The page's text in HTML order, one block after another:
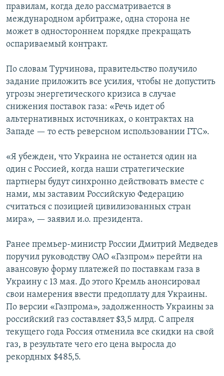
правилам, когда дело рассматривается в
международном арбитраже, одна сторона не
может в одностороннем порядке прекращать
оспариваемый контракт.
По словам Турчинова, правительство получило
задание приложить все усилия, чтобы не допустить
угрозы энергетического кризиса в случае
снижения поставок газа: «Речь идет об
альтернативных источниках, о контрактах на
Западе — то есть реверсном использовании ГТС».
«Я убежден, что Украина не останется один на
один с Россией, когда наши стратегические
партнеры будут синхронно действовать вместе с
нами, мы заставим Российскую Федерацию
считаться с позицией цивилизованных стран
мира», — заявил и.о. президента.
Ранее премьер-министр России Дмитрий Медведев
поручил руководству ОАО «Газпром» перейти на
авансовую форму платежей по поставкам газа в
Украину с 13 мая. До этого Кремль анонсировал
свои намерения ввести предоплату для Украины.
По версии «Газпрома», задолженность Украины за
российский газ составляет $3,5 млрд. С апреля
текущего года Россия отменила все скидки на свой
газ, в результате чего его цена выросла до
рекордных $485,5.